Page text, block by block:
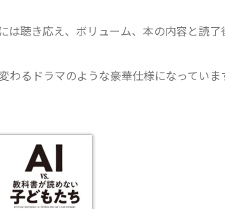
聴き応え、ボリューム、本の内容と読
るドラマのような豪華仕様になっていま